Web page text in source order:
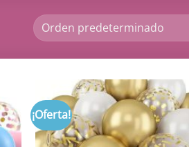
¡Oferta!